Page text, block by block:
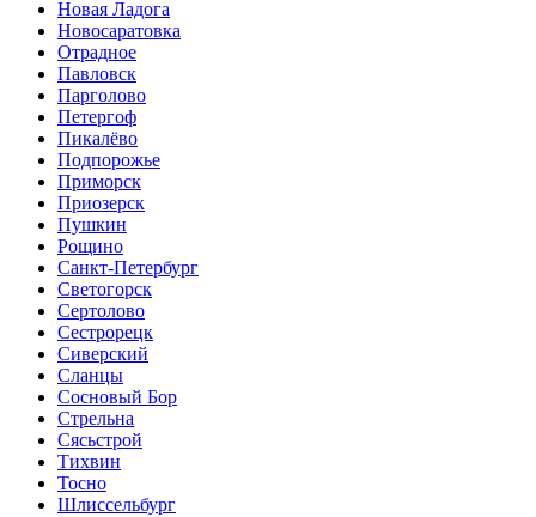
Новая Ладога
Новосаратовка
Отрадное
Павловск
Парголово
Петергоф
Пикалёво
Подпорожье
Приморск
Приозерск
Пушкин
Рощино
Санкт-Петербург
Светогорск
Сертолово
Сестрорецк
Сиверский
Сланцы
Сосновый Бор
Стрельна
Сясьстрой
Тихвин
Тосно
Шлиссельбург